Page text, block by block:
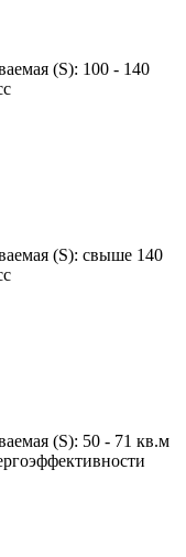
(S): 100 - 140
(S): свыше 140
(S): 50 - 71 кв.м